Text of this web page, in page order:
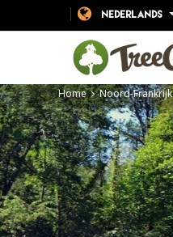
NEDERLANDS
Home Noord-Frankrijk